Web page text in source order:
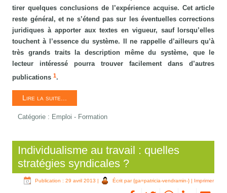
tirer quelques conclusions de l’expérience acquise. Cet article
reste général, et ne s’étend pas sur les éventuelles corrections
juridiques à apporter aux textes en vigueur, sauf lorsqu’elles
touchent à l’essence du système. Il ne rappelle d’ailleurs qu’à
très grands traits la description même du système, que le
lecteur intéressé pourra trouver facilement dans d’autres
publications1.
Lire la suite...
Catégorie : Emploi - Formation
Individualisme au travail : quelles
stratégies syndicales ?
Publication : 29 avril 2013 | Écrit par {ga=patricia-vendramin-} | Imprimer